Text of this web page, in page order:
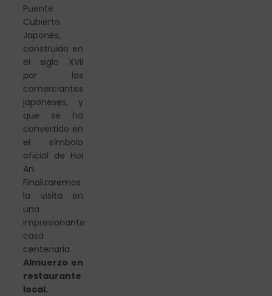
Puente
Cubierto
Japonés,
construido en
el siglo XVII
por los
comerciantes
japoneses, y
que se ha
convertido en
el símbolo
oficial de Hoi
An.
Finalizaremos
la visita en
una
impresionante
casa
centenaria.
Almuerzo en
restaurante
local.